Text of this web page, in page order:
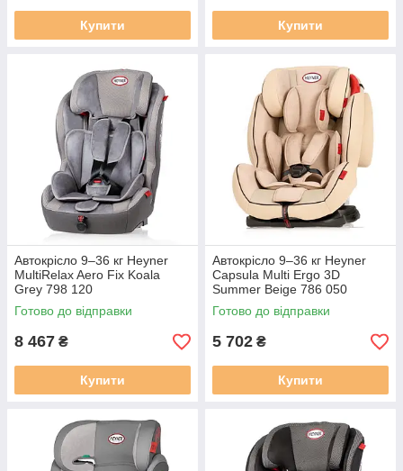
Купити Купити
Автокрісло 9–36 кг Heyner
MultiRelax Aero Fix Koala
Grey 798 120
Готово до відправки
8 467 ₴
Купити
Автокрісло 9–36 кг Heyner
Capsula Multi Ergo 3D
Summer Beige 786 050
бежевого кольору
Готово до відправки
5 702 ₴
Купити